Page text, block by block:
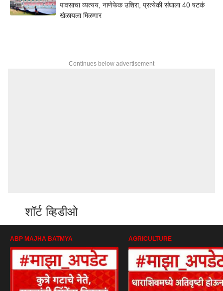
पावसाचा व्यत्यय, नाणेफेक उशिरा, प्रत्येकी संघाला 40 षटकं
खेळायला मिळणार
Continues below advertisement
शॉर्ट व्हिडीओ
ABP MAJHA BATMYA AGRICULTURE